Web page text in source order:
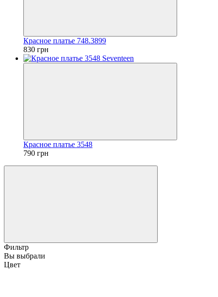
Красное платье 748.3899
830 грн
Красное платье 3548
790 грн
Фильтр
Вы выбрали
Цвет